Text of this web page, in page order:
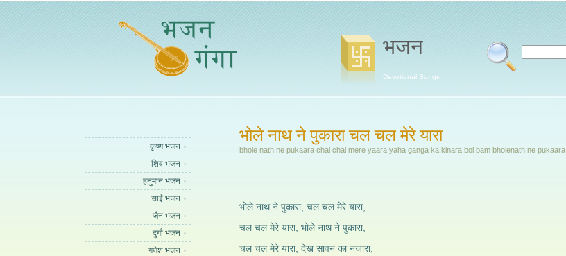
भजन
Devotional Songs
कृष्ण भजन
शिव भजन
हनुमान भजन
साईं भजन
जैन भजन
दुर्गा भजन
गणेश भजन
भोले नाथ ने पुकारा चल चल मेरे यारा
bhole nath ne pukaara chal chal mere yaara yaha ganga ka kinara bol bam bholenath ne pukaara
भोले नाथ ने पुकारा, चल चल मेरे यारा,
चल चल मेरे यारा, भोले नाथ ने पुकारा,
चल चल मेरे यारा, देख सावन का नजारा,